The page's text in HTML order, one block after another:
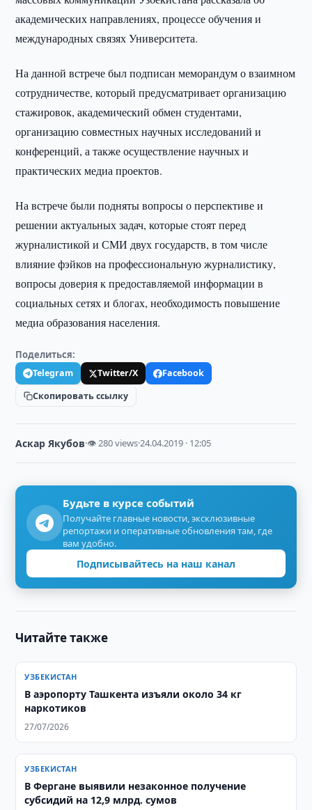
академических направлениях, процессе обучения и
международных связях Университета.
На данной встрече был подписан меморандум о взаимном
сотрудничестве, который предусматривает организацию
стажировок, академический обмен студентами,
организацию совместных научных исследований и
конференций, а также осуществление научных и
практических медиа проектов.
На встрече были подняты вопросы о перспективе и
решении актуальных задач, которые стоят перед
журналистикой и СМИ двух государств, в том числе
влияние фэйков на профессиональную журналистику,
вопросы доверия к предоставляемой информации в
социальных сетях и блогах, необходимость повышение
медиа образования населения.
Поделиться:
Telegram Twitter/X
Facebook
Скопировать ссылку
Аскар Якубов·👁 280 views·24.04.2019 · 12:05
Будьте в курсе событий
Получайте главные новости, эксклюзивные
репортажи и оперативные обновления там, где
вам удобно.
Подписывайтесь на наш канал
Читайте также
УЗБЕКИСТАН
В аэропорту Ташкента изъяли около 34 кг
наркотиков
27/07/2026
УЗБЕКИСТАН
В Фергане выявили незаконное получение
субсидий на 12,9 млрд. сумов